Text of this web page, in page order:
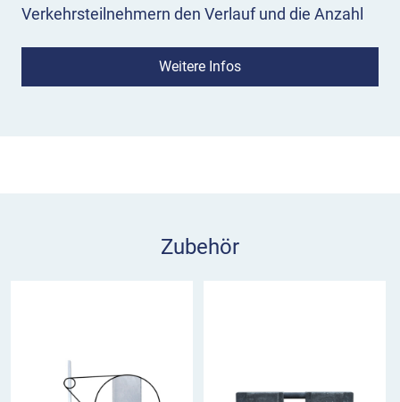
Verkehrsteilnehmern den Verlauf und die Anzahl
es einen Fahrstreifen in Fahrtrichtung und einen in
der Gegenrichtung.
Außerorts sind es 200 m.
dient zur Orientierung der Verkehrsteilnehmer
Weitere Infos
Zubehör